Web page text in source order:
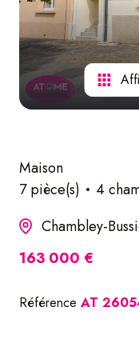
Maison
7 pièce(s)
4
Chambley-
163 000 €
Référence AT